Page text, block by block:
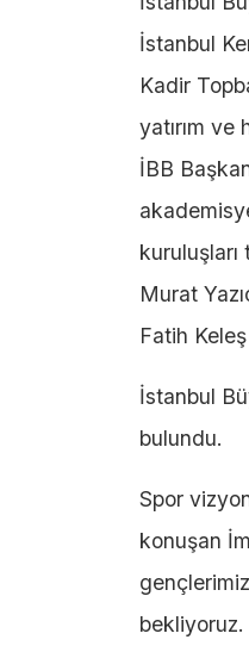
İstanbul
Kadir
yatırım ve
İBB
kuruluşları
Murat
Fatih
İstanbul
bulundu.
Spor
konuşan
bekliyoruz.